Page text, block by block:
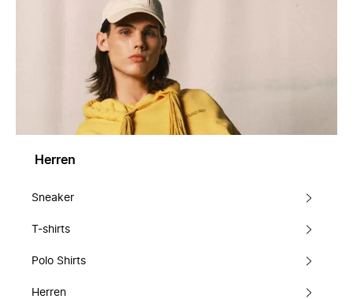
Herren
Sneaker
T-shirts
Polo Shirts
Herren